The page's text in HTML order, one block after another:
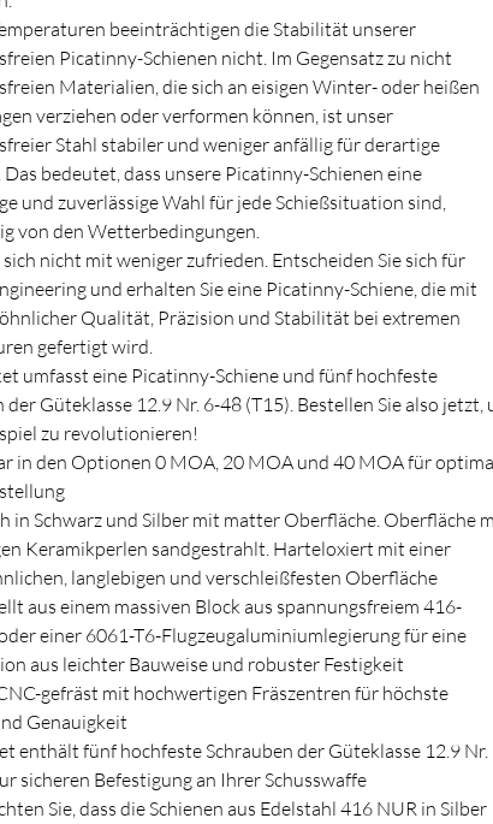
beeinträchtigen die Stabilität unserer
Picatinny-Schienen nicht. Im Gegensatz zu nicht
Materialien, die sich an eisigen Winter- oder heißen
verziehen oder verformen können, ist unser
Stahl stabiler und weniger anfällig für derartige
Das bedeutet, dass unsere Picatinny-Schienen eine
und zuverlässige Wahl für jede Schießsituation sind,
von den Wetterbedingungen.
sich nicht mit weniger zufrieden. Entscheiden Sie sich für
und erhalten Sie eine Picatinny-Schiene, die mit
Qualität, Präzision und Stabilität bei extremen
gefertigt wird.
umfasst eine Picatinny-Schiene und fünf hochfeste
der Güteklasse 12.9 Nr. 6-48 (T15). Bestellen Sie also jetzt,
zu revolutionieren!
in den Optionen 0 MOA, 20 MOA und 40 MOA für
in Schwarz und Silber mit matter Oberfläche. Oberfläche
Keramikperlen sandgestrahlt. Harteloxiert mit einer
langlebigen und verschleißfesten Oberfläche
aus einem massiven Block aus spannungsfreiem 416-
einer 6061-T6-Flugzeugaluminiumlegierung für eine
aus leichter Bauweise und robuster Festigkeit
gefräst mit hochwertigen Fräszentren für höchste
Genauigkeit
enthält fünf hochfeste Schrauben der Güteklasse 12.9 Nr.
sicheren Befestigung an Ihrer Schusswaffe
Sie, dass die Schienen aus Edelstahl 416 NUR in Silber